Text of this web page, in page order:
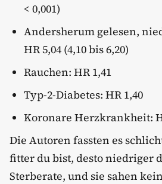
< 0,001)
Andersherum gelesen,
HR 5,04 (4,10 bis 6,20)
Rauchen: HR 1,41
Typ-2-Diabetes: HR 1,40
Koronare Herzkrankheit:
Die Autoren fassten es
fitter du bist, desto niedriger
Sterberate, und sie sahen